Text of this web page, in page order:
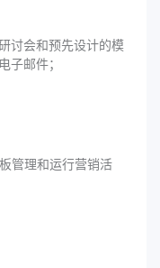
讨会和预先设计的模
子邮件；
管理和运行营销活